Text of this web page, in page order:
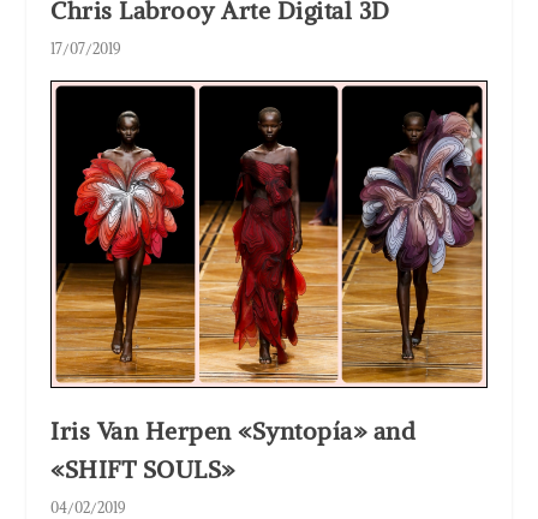
Chris Labrooy Arte Digital 3D
17/07/2019
Iris Van Herpen «Syntopía» and
«SHIFT SOULS»
04/02/2019